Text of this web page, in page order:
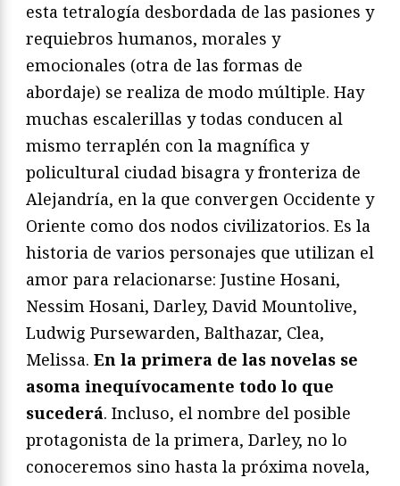
esta tetralogía desbordada de las pasiones y
requiebros humanos, morales y
emocionales (otra de las formas de
abordaje) se realiza de modo múltiple. Hay
muchas escalerillas y todas conducen al
mismo terraplén con la magnífica y
policultural ciudad bisagra y fronteriza de
Alejandría, en la que convergen Occidente y
Oriente como dos nodos civilizatorios. Es la
historia de varios personajes que utilizan el
amor para relacionarse: Justine Hosani,
Nessim Hosani, Darley, David Mountolive,
Ludwig Pursewarden, Balthazar, Clea,
Melissa. En la primera de las novelas se
asoma inequívocamente todo lo que
sucederá. Incluso, el nombre del posible
protagonista de la primera, Darley, no lo
conoceremos sino hasta la próxima novela,